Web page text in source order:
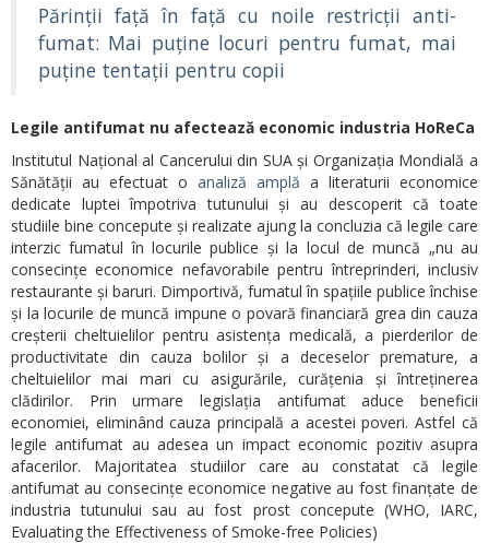
Părinții față în față cu noile restricții anti-
fumat: Mai puține locuri pentru fumat, mai
puține tentații pentru copii
Legile antifumat nu afectează economic industria HoReCa
Institutul Național al Cancerului din SUA și Organizația Mondială a
Sănătății au efectuat o analiză amplă a literaturii economice
dedicate luptei împotriva tutunului și au descoperit că toate
studiile bine concepute și realizate ajung la concluzia că legile care
interzic fumatul în locurile publice și la locul de muncă „nu au
consecințe economice nefavorabile pentru întreprinderi, inclusiv
restaurante și baruri. Dimportivă, fumatul în spațiile publice închise
și la locurile de muncă impune o povară financiară grea din cauza
creșterii cheltuielilor pentru asistența medicală, a pierderilor de
productivitate din cauza bolilor și a deceselor premature, a
cheltuielilor mai mari cu asigurările, curățenia și întreținerea
clădirilor. Prin urmare legislația antifumat aduce beneficii
economiei, eliminând cauza principală a acestei poveri. Astfel că
legile antifumat au adesea un impact economic pozitiv asupra
afacerilor. Majoritatea studiilor care au constatat că legile
antifumat au consecințe economice negative au fost finanțate de
industria tutunului sau au fost prost concepute (WHO, IARC,
Evaluating the Effectiveness of Smoke-free Policies)